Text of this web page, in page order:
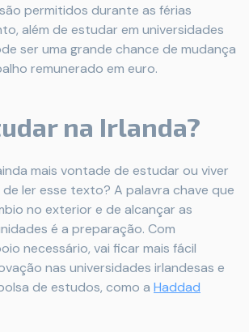
permitidos durante as férias
além de estudar em universidades
ser uma grande chance de mudança
remunerado em euro.
na Irlanda?
mais vontade de estudar ou viver
ler esse texto? A palavra chave que
no exterior e de alcançar as
é a preparação. Com
necessário, vai ficar mais fácil
nas universidades irlandesas e
de estudos, como a Haddad